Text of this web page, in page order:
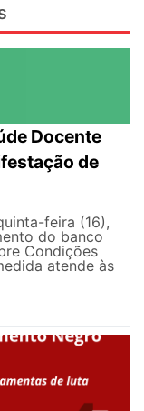
Docente
de
feira (16),
do banco
Condições
atende às